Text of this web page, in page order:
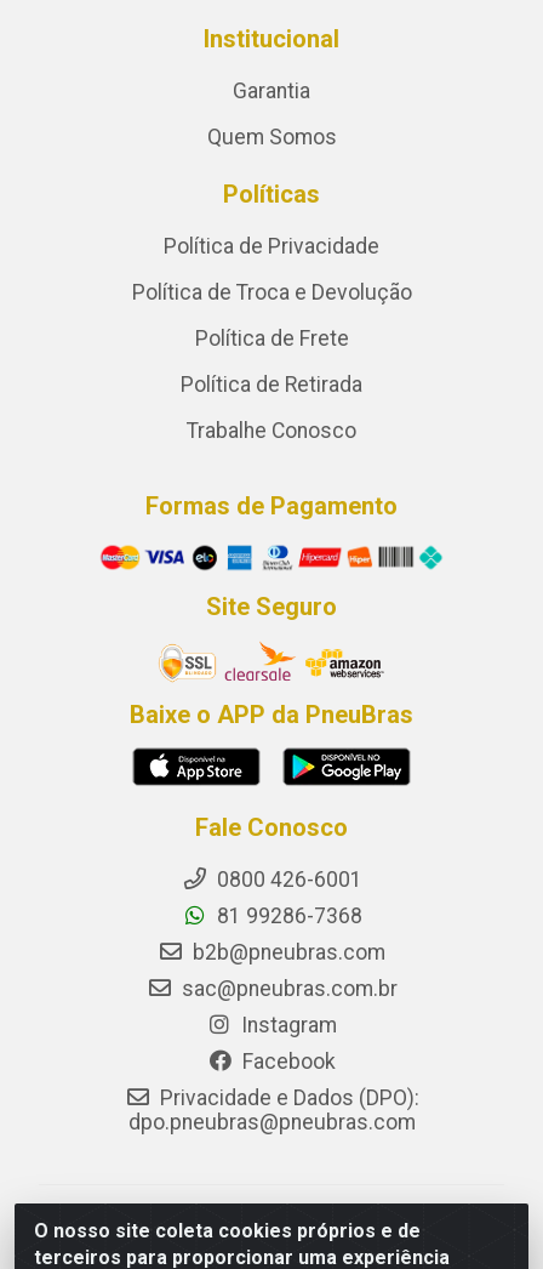
O nosso site coleta cookies próprios e de
terceiros para proporcionar uma experiência
Institucional
Garantia
Quem Somos
Políticas
Política de Privacidade
Política de Troca e Devolução
Política de Frete
Política de Retirada
Trabalhe Conosco
Formas de Pagamento
Site Seguro
Baixe o APP da PneuBras
Fale Conosco
0800 426-6001
81 99286-7368
b2b@pneubras.com
sac@pneubras.com.br
Instagram
Facebook
Privacidade e Dados (DPO):
dpo.pneubras@pneubras.com
PneuBras - Rodovia BR-101, KM 82 - Prazeres,
Jaboatão dos Guararapes/PE - CEP 54.335-000 - CNPJ